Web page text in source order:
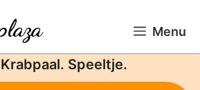
Menu
Speeltje.